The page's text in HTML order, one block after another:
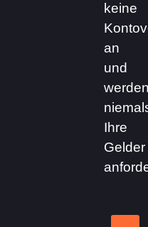
keine
an
und
Ihre
Gelder